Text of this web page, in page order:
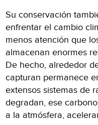
Su conservación
enfrentar el cambio
menos atención que
almacenan enormes
De hecho, alrededor
capturan permanece
extensos sistemas de
degradan, ese
a la atmósfera,